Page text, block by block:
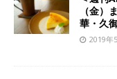
（金）
華・久
2019年